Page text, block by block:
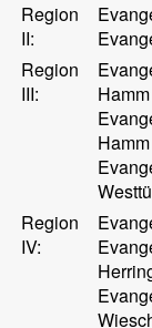
Region
II:
Region
III:
Hamm
Hamm
Region
IV: